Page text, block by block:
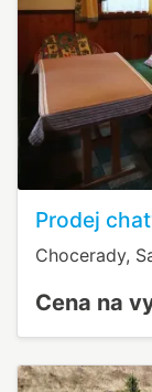
Prodej
Chocerady,
Cena na